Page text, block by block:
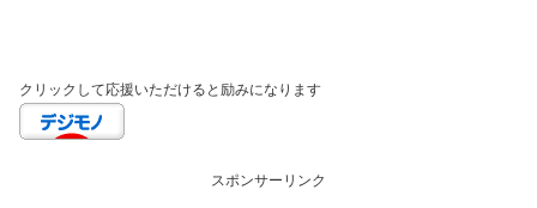
クリックして応援いただけると励みになります
スポンサーリンク